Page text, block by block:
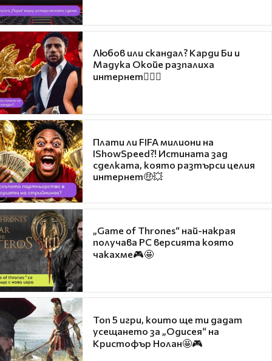
Любов или скандал? Карди Би и
Мадука Окойе разпалиха
интернет❤️‍🔥🔥
Плати ли FIFA милиони на
IShowSpeed?! Истината зад
сделката, която разтърси целия
интернет🤑💥
„Game of Thrones“ най-накрая
получава PC версията която
чакахме🎮🤩
Топ 5 игри, които ще ти дадат
усещането за „Одисея“ на
Кристофър Нолан🤩🎮